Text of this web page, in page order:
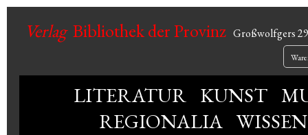
VerlagBibliothek der Provinz Großwolfgers 29
LITERATUR KUNST
REGIONALIA